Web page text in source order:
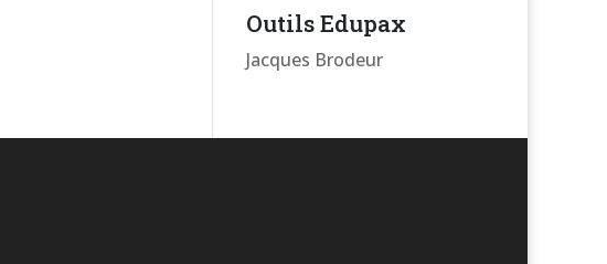
Outils Edupax
Jacques Brodeur